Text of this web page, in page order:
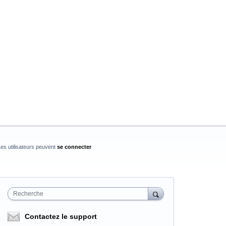
utilisateurs peuvent se connecter
Recherche
Contactez le support